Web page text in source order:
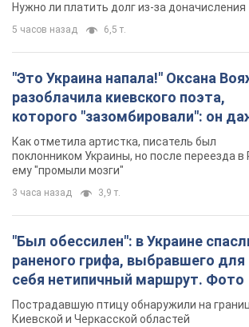
Нужно ли платить долг из-за доначисления
5 часов назад 6,5 т.
"Это Украина напала!" Оксана
разоблачила киевского поэта,
которого "зазомбировали": он
русского не знал, а теперь хочет
геноцида украинцев
Как отметила артистка, писатель был
поклонником Украины, но после переезда в
ему "промыли мозги"
3 часа назад 3,9 т.
"Был обессилен": в Украине
раненого грифа, выбравшего для
себя нетипичный маршрут. Фото
Пострадавшую птицу обнаружили на
Киевской и Черкасской областей